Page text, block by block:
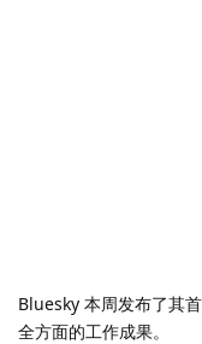
Bluesky 本周发布了其
全方面的工作成果。